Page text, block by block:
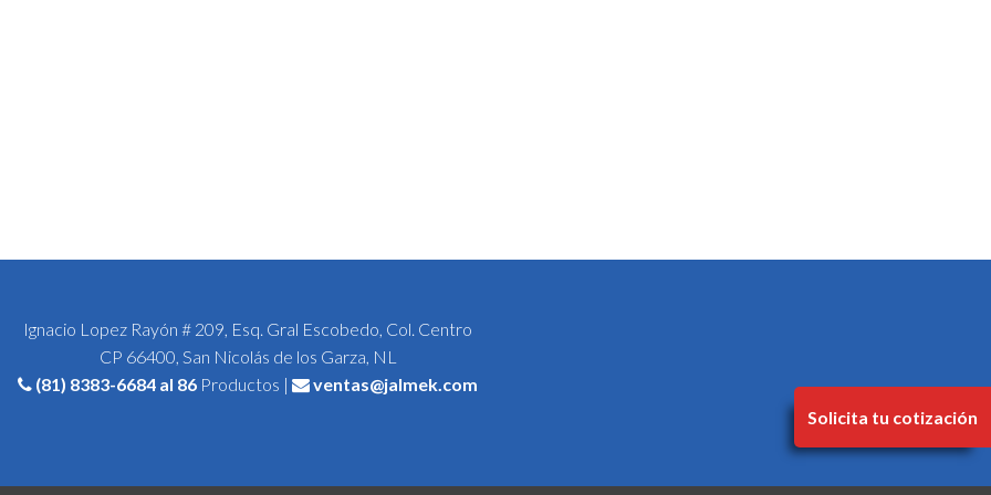
Solicita tu cotización
Ignacio Lopez Rayón # 209, Esq. Gral Escobedo, Col. Centro
CP 66400, San Nicolás de los Garza, NL
(81) 8383-6684 al 86 Productos | ventas@jalmek.com